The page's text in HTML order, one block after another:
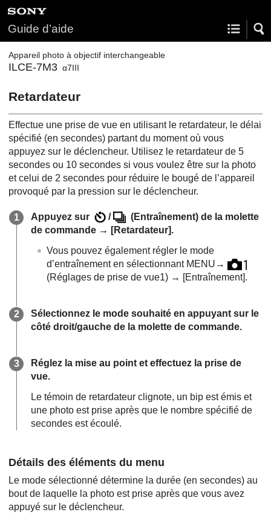
Guide d’aide
Appareil photo à objectif interchangeable
ILCE-7M3 α7III
Retardateur
Effectue une prise de vue en utilisant le retardateur, le délai
spécifié (en secondes) partant du moment où vous
appuyez sur le déclencheur. Utilisez le retardateur de 5
secondes ou 10 secondes si vous voulez être sur la photo
et celui de 2 secondes pour réduire le bougé de l’appareil
provoqué par la pression sur le déclencheur.
Appuyez sur / (Entraînement) de la molette
de commande → [Retardateur].
Vous pouvez également régler le mode
d’entraînement en sélectionnant MENU →
(Réglages de prise de vue1) → [Entraînement].
Sélectionnez le mode souhaité en appuyant sur le
côté droit/gauche de la molette de commande.
Réglez la mise au point et effectuez la prise de
vue.
Le témoin de retardateur clignote, un bip est émis et
une photo est prise après que le nombre spécifié de
secondes est écoulé.
Détails des éléments du menu
Le mode sélectionné détermine la durée (en secondes) au
bout de laquelle la photo est prise après que vous avez
appuyé sur le déclencheur.